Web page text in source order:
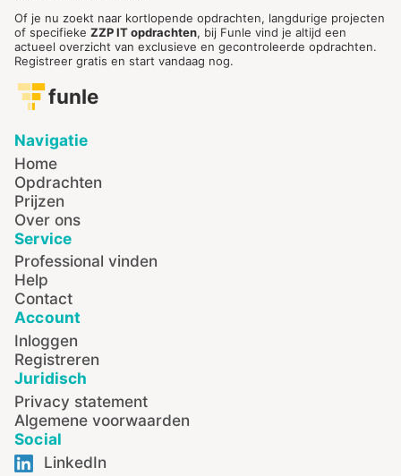
Of je nu zoekt naar kortlopende opdrachten, langdurige projecten
of specifieke ZZP IT opdrachten, bij Funle vind je altijd een
actueel overzicht van exclusieve en gecontroleerde opdrachten.
Registreer gratis en start vandaag nog.
funle
Navigatie
Home
Opdrachten
Prijzen
Over ons
Service
Professional vinden
Help
Contact
Account
Inloggen
Registreren
Juridisch
Privacy statement
Algemene voorwaarden
Social
LinkedIn